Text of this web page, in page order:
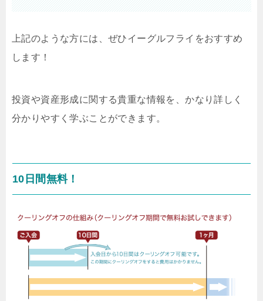
上記のような方には、ぜひイーグルフライをおすすめ
します！
投資や資産形成に関する貴重な情報を、かなり詳しく
分かりやすく学ぶことができます。
10日間無料！